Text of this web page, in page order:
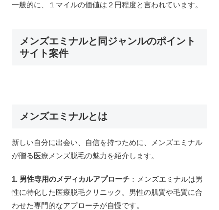
一般的に、１マイルの価値は２円程度と言われています。
メンズエミナルと同ジャンルのポイント
サイト案件
メンズエミナルとは
新しい自分に出会い、自信を持つために、メンズエミナル
が贈る医療メンズ脱毛の魅力を紹介します。
1. 男性専用のメディカルアプローチ ：メンズエミナルは男
性に特化した医療脱毛クリニック。男性の肌質や毛質に合
わせた専門的なアプローチが自慢です。